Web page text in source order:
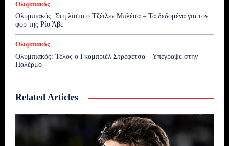
Ολυμπιακός
Ολυμπιακός: Στη λίστα ο Τζέιλεν Μπλέσα – Τα δεδομένα για τον
φορ της Ρίο Άβε
Ολυμπιακός
Ολυμπιακός: Τέλος ο Γκαμπριέλ Στρεφέτσα – Υπέγραψε στην
Παλέρμο
Related Articles